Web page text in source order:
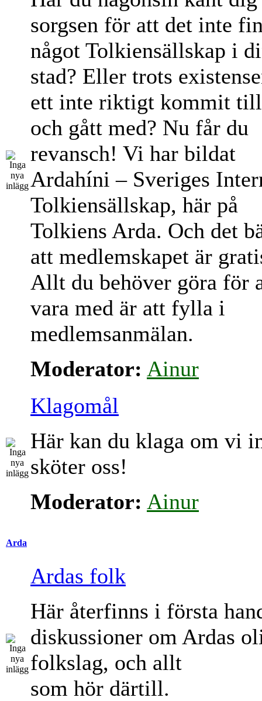
sorgsen för att det inte
något Tolkiensällskap i
stad? Eller trots
ett inte riktigt kommit
och gått med? Nu får du
revansch! Vi har bildat
Ardahíni – Sveriges
Tolkiensällskap, här på
Tolkiens Arda. Och det
att medlemskapet är
Allt du behöver göra för
vara med är att fylla i
medlemsanmälan.
Moderator: Ainur
Klagomål
Här kan du klaga om vi
sköter oss!
Moderator: Ainur
Arda
Ardas folk
Här återfinns i första
diskussioner om Ardas
folkslag, och allt
som hör därtill.